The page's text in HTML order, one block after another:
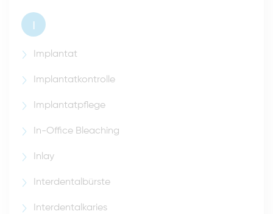
I
Implantat
Implantatkontrolle
Implantatpflege
In-Office Bleaching
Inlay
Interdentalbürste
Interdentalkaries